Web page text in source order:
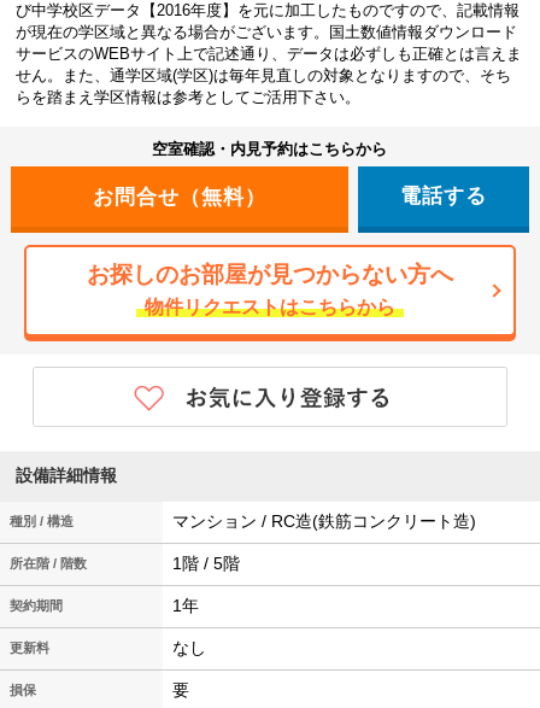
び中学校区データ【2016年度】を元に加工したものですので、記載情報
が現在の学区域と異なる場合がございます。国土数値情報ダウンロード
サービスのWEBサイト上で記述通り、データは必ずしも正確とは言えま
せん。また、通学区域(学区)は毎年見直しの対象となりますので、そち
らを踏まえ学区情報は参考としてご活用下さい。
空室確認・内見予約はこちらから
電話する
お探しのお部屋が見つからない方へ
物件リクエストはこちらから
設備詳細情報
種別 / 構造 マンション / RC造(鉄筋コンクリート造)
所在階 / 階数 1階 / 5階
契約期間 1年
更新料 なし
損保 要